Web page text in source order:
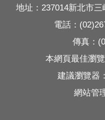
地址：237014新北市
電話：
傳真：
本網頁最佳瀏
建議瀏覽器
網站管